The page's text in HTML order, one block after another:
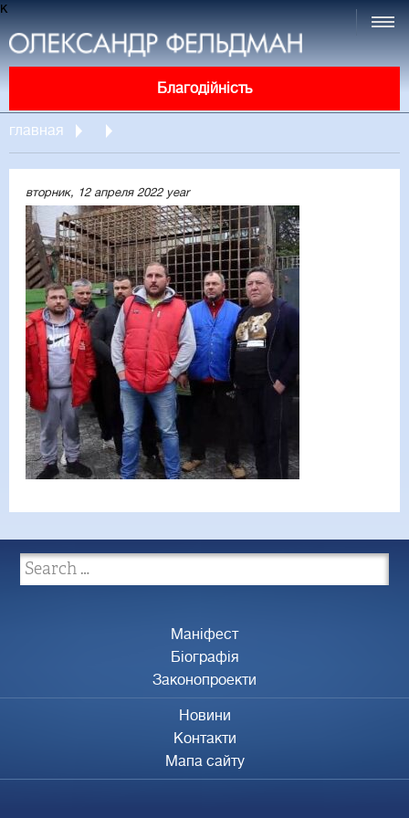
к
Благодійність
главная
вторник, 12 апреля 2022 year
Маніфест
Біографія
Законопроекти
Новини
Контакти
Мапа сайту